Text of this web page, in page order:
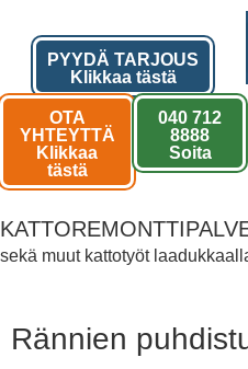
PYYDÄ TARJOUS
Klikkaa tästä
OTA
YHTEYTTÄ
Klikkaa
tästä
040 712
8888
Soita
sekä muut kattotyöt
Rännien